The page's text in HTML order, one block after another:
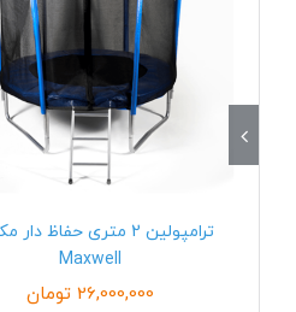
ترامپولین 2 متری حفاظ
Maxwell
26,000,000 تومان